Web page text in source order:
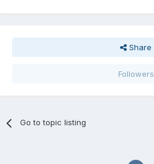
Share
Followers
Go to topic listing